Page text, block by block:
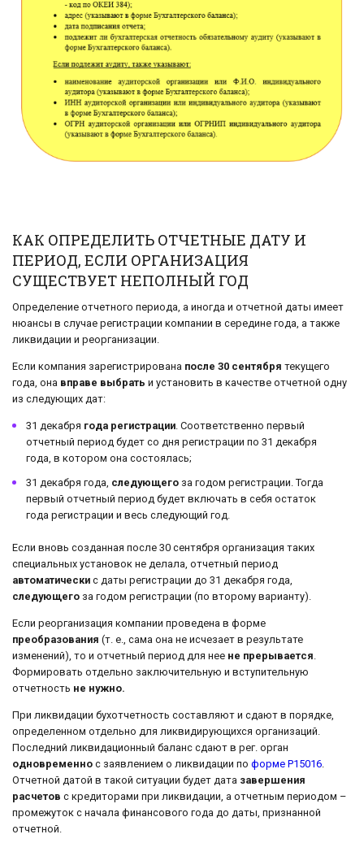
КАК ОПРЕДЕЛИТЬ ОТЧЕТНЫЕ ДАТУ И
ПЕРИОД, ЕСЛИ ОРГАНИЗАЦИЯ
СУЩЕСТВУЕТ НЕПОЛНЫЙ ГОД
Определение отчетного периода, а иногда и отчетной даты имеет
нюансы в случае регистрации компании в середине года, а также
ликвидации и реорганизации.
Если компания зарегистрирована после 30 сентября текущего
года, она вправе выбрать и установить в качестве отчетной одну
из следующих дат:
31 декабря года регистрации . Соответственно первый
отчетный период будет со дня регистрации по 31 декабря
года, в котором она состоялась;
31 декабря года, следующего за годом регистрации. Тогда
первый отчетный период будет включать в себя остаток
года регистрации и весь следующий год.
Если вновь созданная после 30 сентября организация таких
специальных установок не делала, отчетный период
автоматически с даты регистрации до 31 декабря года,
следующего за годом регистрации (по второму варианту).
Если реорганизация компании проведена в форме
преобразования (т. е., сама она не исчезает в результате
изменений), то и отчетный период для нее не прерывается
Формировать отдельно заключительную и вступительную
отчетность не нужно.
При ликвидации бухотчетность составляют и сдают в порядке,
определенном отдельно для ликвидирующихся организаций.
Последний ликвидационный баланс сдают в рег. орган
одновременно с заявлением о ликвидации по форме Р15016
Отчетной датой в такой ситуации будет дата завершения
расчетов с кредиторами при ликвидации, а отчетным периодом –
промежуток с начала финансового года до даты, признанной
отчетной.